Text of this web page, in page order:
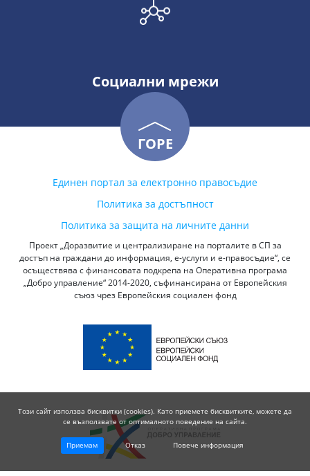
Социални мрежи
ГОРЕ
Единен портал за електронно правосъдие
Политика за достъпност
Политика за защита на личните данни
Проект „Доразвитие и централизиране на порталите в СП за
достъп на граждани до информация, е-услуги и е-правосъдие“, се
осъществява с финансовата подкрепа на Оперативна програма
„Добро управление“ 2014-2020, съфинансирана от Европейския
съюз чрез Европейския социален фонд
Този сайт използва бисквитки (cookies). Като приемете бисквитките, можете да
се възползвате от оптималното поведение на сайта.
Приемам Отказ Повече информация